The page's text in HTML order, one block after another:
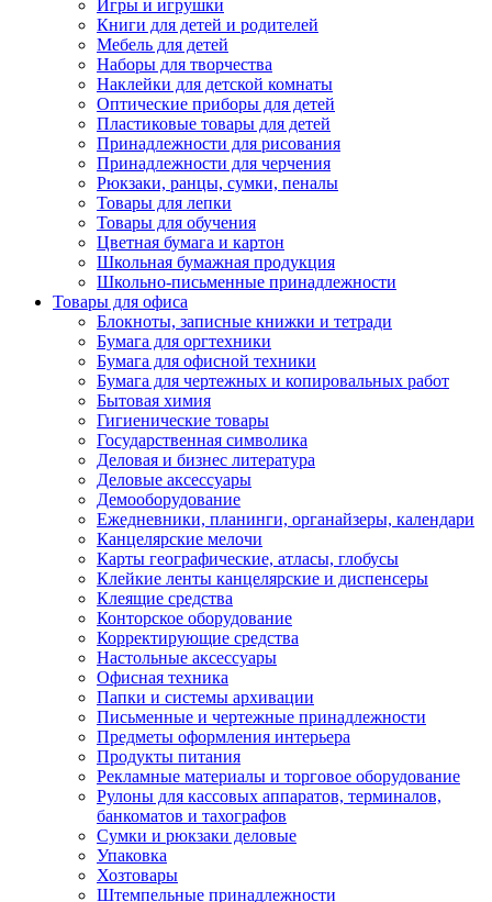
Игры и игрушки
Книги для детей и родителей
Мебель для детей
Наборы для творчества
Наклейки для детской комнаты
Оптические приборы для детей
Пластиковые товары для детей
Принадлежности для рисования
Принадлежности для черчения
Рюкзаки, ранцы, сумки, пеналы
Товары для лепки
Товары для обучения
Цветная бумага и картон
Школьная бумажная продукция
Школьно-письменные принадлежности
Товары для офиса
Блокноты, записные книжки и тетради
Бумага для оргтехники
Бумага для офисной техники
Бумага для чертежных и копировальных работ
Бытовая химия
Гигиенические товары
Государственная символика
Деловая и бизнес литература
Деловые аксессуары
Демооборудование
Ежедневники, планинги, органайзеры, календари
Канцелярские мелочи
Карты географические, атласы, глобусы
Клейкие ленты канцелярские и диспенсеры
Клеящие средства
Конторское оборудование
Корректирующие средства
Настольные аксессуары
Офисная техника
Папки и системы архивации
Письменные и чертежные принадлежности
Предметы оформления интерьера
Продукты питания
Рекламные материалы и торговое оборудование
Рулоны для кассовых аппаратов, терминалов,
банкоматов и тахографов
Сумки и рюкзаки деловые
Упаковка
Хозтовары
Штемпельные принадлежности